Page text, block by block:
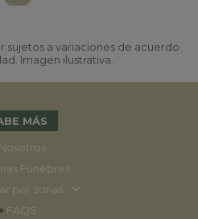
sujetos a variaciones de acuerdo
Imagen ilustrativa.
MÁS
Nosotros
Fúnebres
por zonas
• FAQS